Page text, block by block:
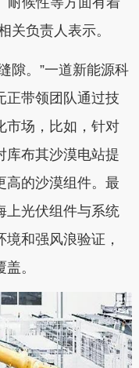
关负责人表示。
。”一道新能源科
正带领团队通过技
市场，比如，针对
库布其沙漠电站提
高的沙漠组件。最
上光伏组件与系统
和强风浪验证，
。